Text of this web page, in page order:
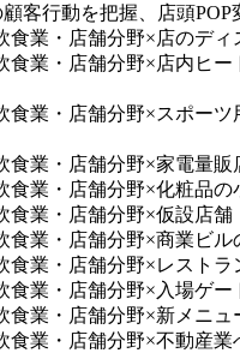
行動を把握、店頭POP
業・店舗分野×店のデ
業・店舗分野×店内ヒ
業・店舗分野×スポー
業・店舗分野×家電量
業・店舗分野×化粧品
業・店舗分野×仮設店
業・店舗分野×商業ビ
業・店舗分野×レスト
業・店舗分野×入場ゲ
業・店舗分野×新メニ
業・店舗分野×不動産